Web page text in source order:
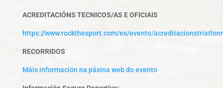
ACREDITACIÓNS TECNICOS/AS E OFICIAIS
https://www.rockthesport.com/es/evento/
RECORRIDOS
Máis información na páxina web do evento